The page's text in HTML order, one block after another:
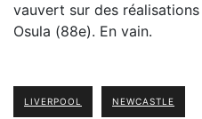
vauvert sur des
Osula (88e). En vain.
LIVERPOOL NEWCASTLE